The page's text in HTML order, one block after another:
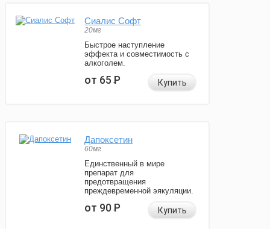
Сиалис Софт
20мг
Быстрое наступление
эффекта и совместимость с
алкоголем.
от 65Р Купить
Дапоксетин
60мг
Единственный в мире
препарат для
предотвращения
преждевременной эякуляции.
от 90Р Купить